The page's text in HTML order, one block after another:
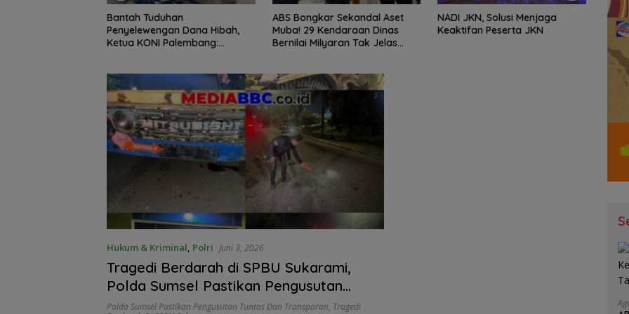
Bantah Tuduhan
Penyelewengan Dana Hibah,
Ketua KONI Palembang:
ABS Bongkar Sekandal Aset
Muba! 29 Kendaraan Dinas
Bernilai Milyaran Tak Jelas
NADI JKN, Solusi Menjaga
Keaktifan Peserta JKN
Hukum & Kriminal, Polri Juni 3, 2026
Tragedi Berdarah di SPBU Sukarami,
Polda Sumsel Pastikan Pengusutan
Tuntas dan Transparan
Polda Sumsel Pastikan Pengusutan Tuntas Dan Transparan, Tragedi